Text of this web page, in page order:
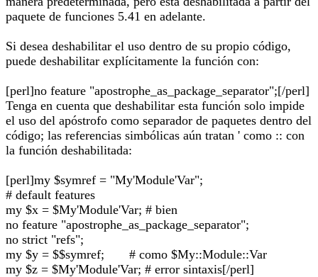
paquete de funciones 5.41 en adelante.
Si desea deshabilitar el uso dentro de su propio código,
puede deshabilitar explícitamente la función con:
[perl]no feature "apostrophe_as_package_separator";[/perl]
Tenga en cuenta que deshabilitar esta función solo impide
el uso del apóstrofo como separador de paquetes dentro del
código; las referencias simbólicas aún tratan ' como :: con
la función deshabilitada:
[perl]my $symref = "My'Module'Var";
# default features
my $x = $My'Module'Var; # bien
no feature "apostrophe_as_package_separator";
no strict "refs";
my $y = $$symref; # como $My::Module::Var
my $z = $My'Module'Var; # error sintaxis[/perl]